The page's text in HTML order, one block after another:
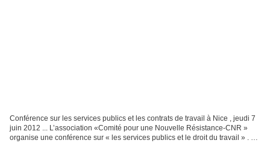
Conférence sur les services publics et les contrats de travail à Nice , jeudi 7
juin 2012 ... L’association «Comité pour une Nouvelle Résistance-CNR »
organise une conférence sur « les services publics et le droit du travail » . La